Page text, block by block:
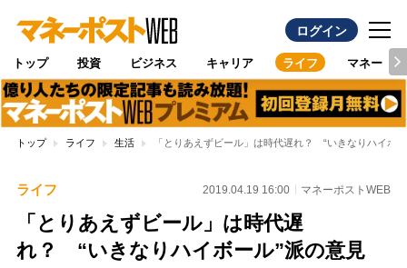
ログイン
トップ 投資 ビジネス キャリア ライフ マネー
トップ ライフ 生活 「とりあえずビール」は時代遅れ？ “いきなりハイボ
ライフ 2019.04.19 16:00 マネーポストWEB
「とりあえずビール」は時代遅
れ？ “いきなりハイボール”派の意見